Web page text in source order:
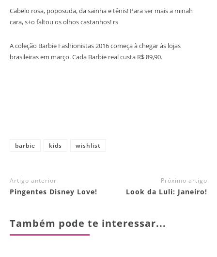
Cabelo rosa, poposuda, da sainha e tênis! Para ser mais a minah
cara, s+o faltou os olhos castanhos! rs
A coleção Barbie Fashionistas 2016 começa à chegar às lojas
brasileiras em março. Cada Barbie real custa R$ 89,90.
barbie kids wishlist
Artigo anterior
Pingentes Disney Love!
Próximo artigo
Look da Luli: Janeiro!
Também pode te interessar...